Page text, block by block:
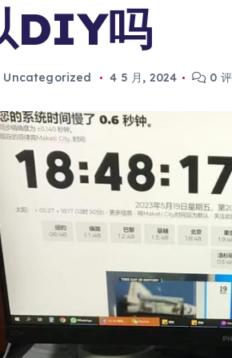
DIY吗
Uncategorized 4 5 月, 2024 0